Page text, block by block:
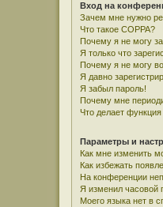
Вход на
Зачем мне нужно
Что такое COPPA?
Почему я не могу
Я только что
Почему я не могу
Я давно
Я забыл пароль!
Почему мне
Что делает
Параметры и
Как мне изменить
Как избежать
На конференции
Я изменил часовой
Моего языка нет в